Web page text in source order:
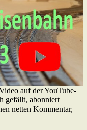
auf der YouTube-
gefällt, abonniert
netten Kommentar,